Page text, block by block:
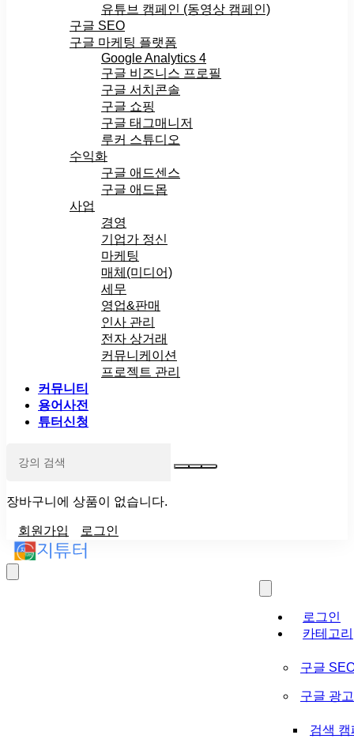
유튜브 캠페인 (동영상 캠페인)
구글 SEO
구글 마케팅 플랫폼
Google Analytics 4
구글 비즈니스 프로필
구글 서치콘솔
구글 쇼핑
구글 태그매니저
루커 스튜디오
수익화
구글 애드센스
구글 애드몹
사업
경영
기업가 정신
마케팅
매체(미디어)
세무
영업&판매
인사 관리
전자 상거래
커뮤니케이션
프로젝트 관리
커뮤니티
용어사전
튜터신청
장바구니에 상품이 없습니다.
회원가입 로그인
로그인
카테고리
구글
구글 광
검색 캠